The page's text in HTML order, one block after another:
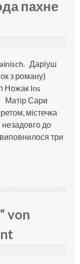
пахне
Даріуш
з роману)
Ножак Ins
Матір Сари
містечка
до
виповнилося три
von